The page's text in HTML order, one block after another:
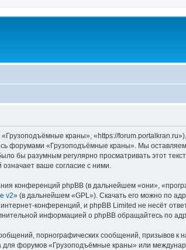
краны», «https://
форумами «Грузоподъёмные краны». Мы
бы разумным регулярно просматривать этот
ваше согласие с ними.
конференций phpBB (в дальнейшем «они»,
v2» (в дальнейшем «GPL»). Скачать его можно по
конференций, и phpBB Limited не несёт
информацией о phpBB обращайтесь по
порнографических сообщений, призывов к
для форумов «Грузоподъёмные краны» или